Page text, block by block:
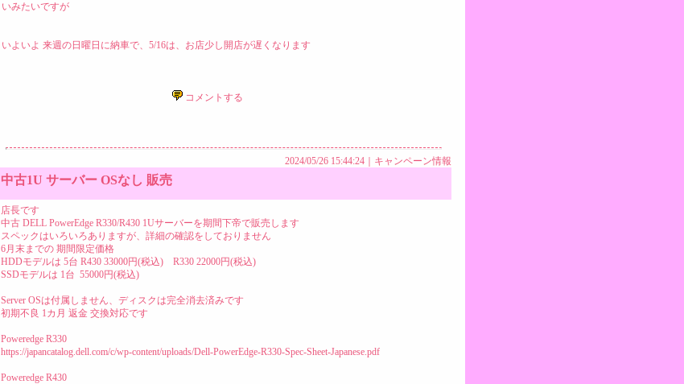
いみたいですが
いよいよ 来週の日曜日に納車で、5/16は、お店少し開店が遅くなります
コメントする
2024/05/26 15:44:24｜ キャンペーン情報
中古1U サーバー OSなし 販売
店長です
中古 DELL PowerEdge R330/R430 1Uサーバーを期間下帝で販売します
スペックはいろいろありますが、詳細の確認をしておりません
6月末までの 期間限定価格
HDDモデルは 5台 R430 33000円(税込) R330 22000円(税込)
SSDモデルは 1台 55000円(税込)
Server OSは付属しません、ディスクは完全消去済みです
初期不良 1カ月 返金 交換対応です
Poweredge R330
https://japancatalog.dell.com/c/wp-content/uploads/Dell-PowerEdge-R330-Spec-Sheet-Japanese.pdf
Poweredge R430